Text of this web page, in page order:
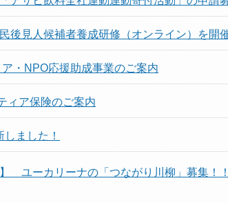
後見人候補者養成研修（オンライン）を開
・NPO応援助成事業のご案内
ア保険のご案内
ました！
ユーカリーナの「つながり川柳」募集！！